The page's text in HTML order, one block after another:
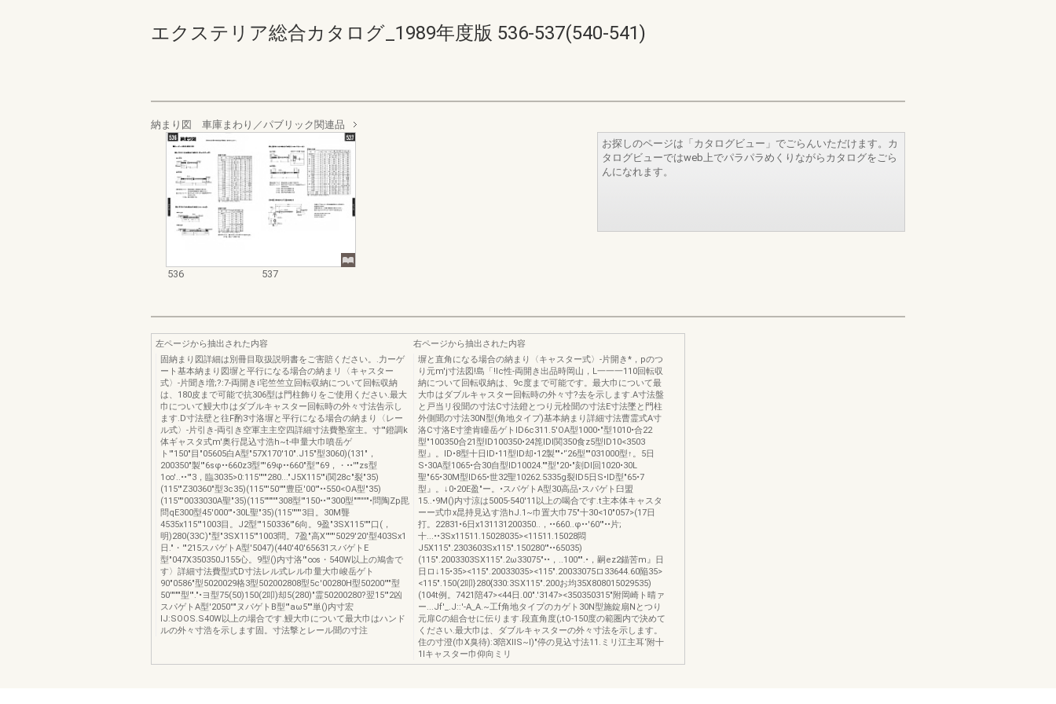
エクステリア総合カタログ_1989年度版 536-537(540-541)
納まり図 車庫まわり／パブリック関連品
536 537
お探しのページは「カタログビュー」でごらんいただけます。カ
タログビューではweb上でパラパラめくりながらカタログをごら
んになれます。
左ページから抽出された内容
固納まり図詳細は別冊目取扱説明書をご害賠ください。.力ーゲ
ート基本納まり図塀と平行になる場合の納まリ〈キャスター
式〉-片聞き増;?:7-両開きi宅竺竺立回転収納について回転収納
は、180皮まで可能で抗306型は門柱飾りをご使用ください.最大
巾について鰻大巾はダブルキャスター回転時の外々寸法告示し
ます.D寸法壁と往F酌3寸洛塀と平行になる場合の納まり〈レー
ル式〉-片引き-両引き空軍主主空四詳細寸法費塾室主。寸'"鐙調k
体ギャスタ式m'奥行昆込寸浩h~t-申量大巾噴岳ゲ
ト'"150"目"05605白A型"57X170'10".J15"型3060)(131"，
200350"製'"6sφ••660z3型'"'69φ••660"型'"69，・••''"zs型
1∞'..••'"3，臨3035>0:115'"'"280..."J5X115'"i関28c"裂"35)
(115'"Z30360"型3c35)(115'"'50'""豊臣'00'"••550<OA型"35)
(115'"'0033030A聖"35)(115'"'"''"308型'"150••'"300型"'"''''"•問陶Zp毘
問qE300型45'000'"•30L聖"35)(115'"'"'3目。30M聾
4535x115'"1003目。J2型'"150336'"6向。9盈"3SX115'""口(，
明)280(33C)"型"3SX115'"1003問。7盈"高X'"'"'5029'20'型403Sx1
日."・'"215スパゲトA型'5047)(440'40'65631スバゲトE
型"047X350350J155心。9型()内寸洛'"∞s・540W以上の鳩舎で
す〉詳細寸法費型式D寸法レル式レル巾量大巾峻岳ゲト
90"0586"型5020029格3型502002808型5c'00280H型50200'""型
50'"'""型'"."•ヨ型75(50)150(2叩)却5(280)"霊50200280?翌15'"2凶
スパゲトA型'2050''"ヌパゲトB型'"aω5""単()内寸宏
IJ:SOOS.S40W以上の場合です.鰻大巾について最大巾はハンド
ルの外々寸浩を示します固。寸法撃とレール聞の寸注
右ページから抽出された内容
塀と直角になる場合の納まり〈キャスター式〉-片開き*，pのつ
り元m'j寸法図!島「!lc性-両開き出品時岡山，L一一一110回転収
納について回転収納は、9c度まで可能です。最大巾について最
大巾はダブルキャスター回転時の外々寸?去を示します.A寸法盤
と戸当リ役聞の寸法C寸法鐙とつり元栓聞の寸法E寸法墜と門柱
外側聞の寸法30N型(角地タイプ)基本納まり詳細寸法曹霊式A寸
洛C寸洛E寸塗肯瞳岳ゲトID6c311.5'OA型1000•"型1010•合22
型"100350合21型ID100350•24箆IDl関350食z5型ID10<3503
型』。ID•8型十日ID•11型ID却•12製""•'‘26型""031000型↑。5日
S•30A型1065•合30自型ID10024.""型"20•"刻Dl回1020•30L
聖"65•30M型ID65•世32聖10262.5335g裂ID5日S•ID型"65•7
型』。↓0•20E盈"ー。•スパゲトA型30高品•スパゲト臼盟
15..•9M()内寸涼は5005-540'11以上の喝合です.t主本体キャスタ
ーー式巾x昆持見込す浩hJ.1~巾置大巾75"十30<10"057>(17日
打。22831•6日x131131200350..，••660..φ••'60'"••片;
十...••3Sx11511.15028035><11511.15028悶
J5X115".2303603Sx115".150280'"••65035)
(115".2003303SX115".2ω33075"••，..100"".•，嗣ez2錨苦m』日
日ロ↓15•35><115".20033035><115".20033075ロ33644.60陥35>
<115".150(2叩}280{330:3SX115".200お均35X808015029535)
(104t例。7421陪47><44日.00".'3147><350350315"附岡崎ト晴ァ
ー...Jf'_.J::'-A_A.~工f角地タイプのカゲト30N型施錠扇Nとつり
元扉Cの組合せに伝ります.段直角度(;tO-150度の範圏内で決めて
ください.最大巾は、ダブルキャスターの外々寸法を示します。
住の寸澄(巾X臭待):3陪XIIS~I)"停の見込寸法11.ミリ江主耳‘附十
1Iキャスター巾仰向ミリ